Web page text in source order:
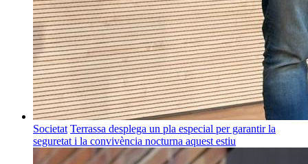
Societat Terrassa desplega un pla especial per garantir la
seguretat i la convivència nocturna aquest estiu